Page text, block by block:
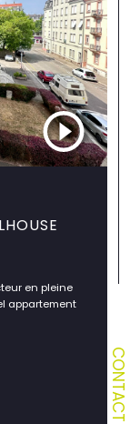
CONTACT
en pleine
appartement